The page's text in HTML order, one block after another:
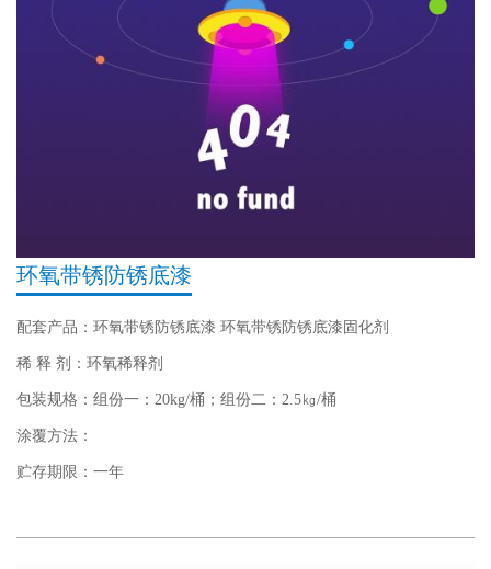
环氧带锈防锈底漆
配套产品：环氧带锈防锈底漆 环氧带锈防锈底漆固化剂
稀 释 剂：环氧稀释剂
包装规格：组份一：20kg/桶；组份二：2.5㎏/桶
涂覆方法：
贮存期限：一年